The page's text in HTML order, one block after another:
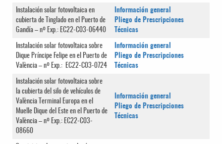
Instalación solar fotovoltaica en
cubierta de Tinglado en el Puerto de
Gandía – nº Exp.: EC22-C03-06440
Información general
Pliego de Prescripciones
Técnicas
Instalación solar fotovoltaica sobre
Dique Príncipe Felipe en el Puerto de
València – nº Exp.: EC22-C03-0724
Información general
Pliego de Prescripciones
Técnicas
Instalación solar fotovoltaica sobre
la cubierta del silo de vehículos de
València Terminal Europa en el
Muelle Dique del Este en el Puerto de
València – nº Exp.: EC22-C03-
08660
Información general
Pliego de Prescripciones
Técnicas